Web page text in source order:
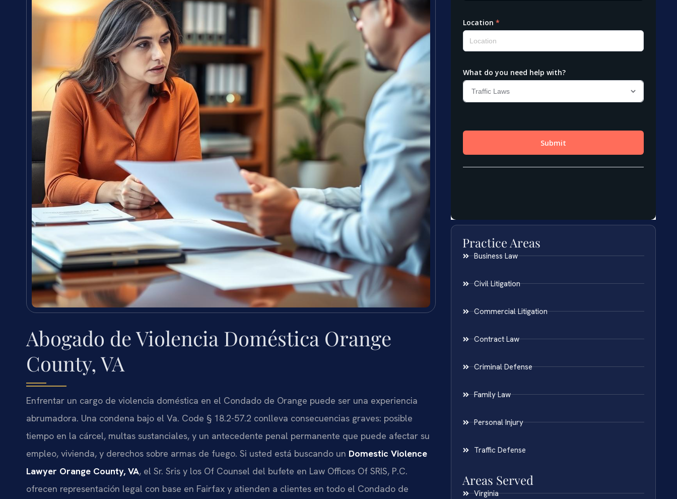
Abogado de Violencia Doméstica Orange
County, VA
Enfrentar un cargo de violencia doméstica en el Condado de Orange puede ser una experiencia
abrumadora. Una condena bajo el Va. Code § 18.2-57.2 conlleva consecuencias graves: posible
tiempo en la cárcel, multas sustanciales, y un antecedente penal permanente que puede afectar su
empleo, vivienda, y derechos sobre armas de fuego. Si usted está buscando un Domestic Violence
Lawyer Orange County, VA, el Sr. Sris y los Of Counsel del bufete en Law Offices Of SRIS, P.C.
ofrecen representación legal con base en Fairfax y atienden a clientes en todo el Condado de
Practice Areas
Business Law
Civil Litigation
Commercial Litigation
Contract Law
Criminal Defense
Family Law
Personal Injury
Traffic Defense
Areas Served
Virginia